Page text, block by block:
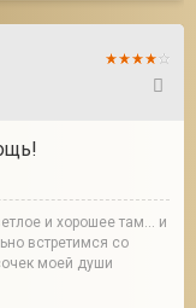
и хорошее там... и
встретимся со
моей души